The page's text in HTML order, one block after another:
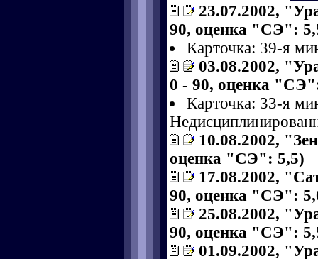
23.07.2002,
90, оценка "СЭ":
Карточка: 39-я
03.08.2002,
0 - 90, оценка
Карточка: 33-я
10.08.2002,
оценка "СЭ": 5,5)
17.08.2002,
90, оценка "СЭ":
25.08.2002,
90, оценка "СЭ":
01.09.2002,